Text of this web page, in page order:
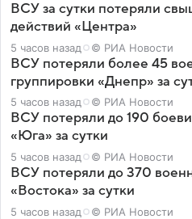
ВСУ за сутки потеряли
действий «Центра»
5 часов назад © РИА Новости
ВСУ потеряли более 45
группировки «Днепр» за
5 часов назад © РИА Новости
ВСУ потеряли до 190
«Юга» за сутки
5 часов назад © РИА Новости
ВСУ потеряли до 370
«Востока» за сутки
5 часов назад © РИА Новости